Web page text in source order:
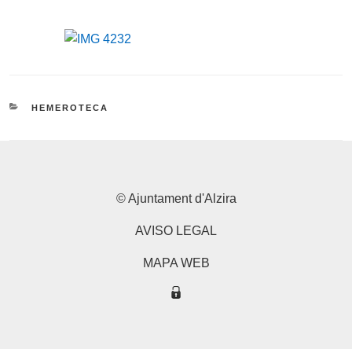
CATEGORIES
HEMEROTECA
© Ajuntament d'Alzira
AVISO LEGAL
MAPA WEB